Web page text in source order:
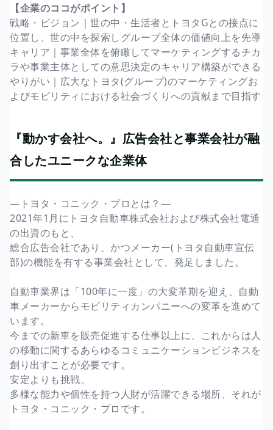
【企業のココがポイント】
戦略・ビジョン｜世の中・生活者とトヨタGとの接点に
位置し、世の中を探索しグループ全体の価値向上を先導
キャリア｜事業全体を俯瞰してマーケティングするチカ
ラや事業主体としての意思決定のキャリア構築ができる
やりがい｜広大なトヨタ(グループ)のマーケティングお
よびモビリティにおける社会づくりへの貢献まで目指す
『動かす会社へ。』広告会社と事業会社が融
合したユニークな企業体
―トヨタ・コニック・プロとは？―
2021年1月にトヨタ自動車株式会社および株式会社電通
の出資のもと、
総合広告会社であり、かつメーカー(トヨタ自動車宣伝
部)の機能を有する事業会社として、発足しました。
自動車業界は「100年に一度」の大変革期を迎え、自動
車メーカーからモビリティカンパニーへの変革を進めて
います。
今までの新車を販売促進する仕事以上に、これからは人
の移動に関するあらゆるコミュニケーションビジネスを
創り出すことが必要です。
安定よりも挑戦。
多様な能力や個性を持つ人財が活躍できる場所、それが
トヨタ・コニック・プロです。